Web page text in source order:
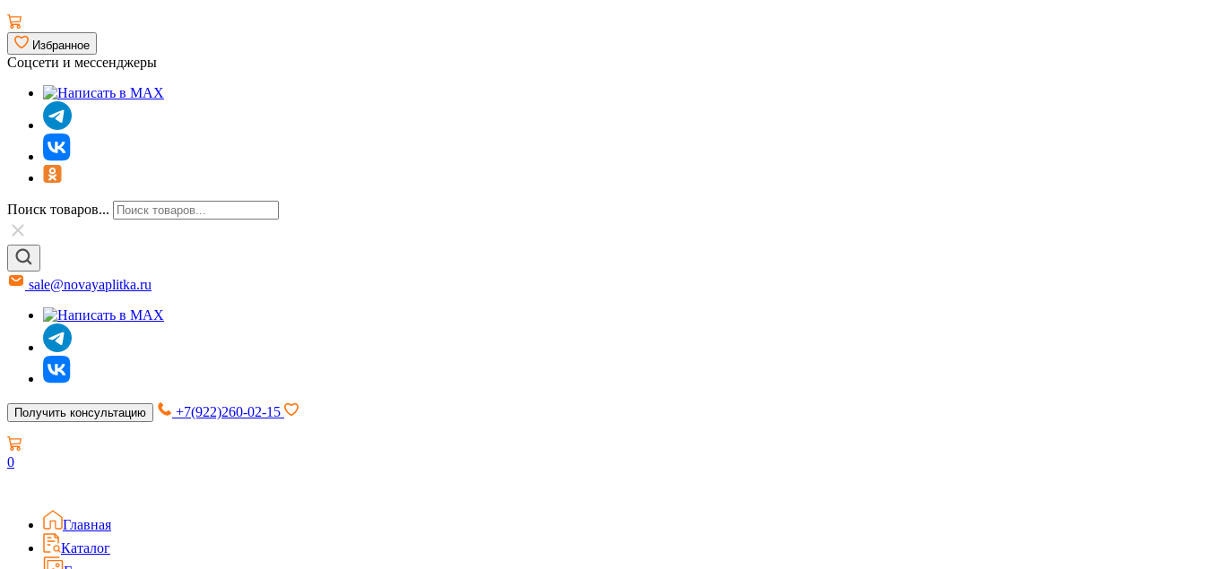
Избранное
Соцсети и мессенджеры
Поиск товаров...
sale@novayaplitka.ru
Получить консультацию +7(922)260-02-15
0
Главная
Каталог